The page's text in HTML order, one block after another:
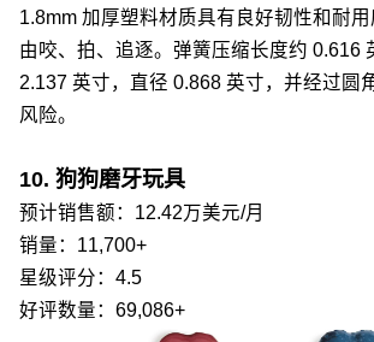
1.8mm 加厚塑料材质具有良好韧性和耐
由咬、拍、追逐。弹簧压缩长度约 0.616
2.137 英寸，直径 0.868 英寸，并经过圆
风险。
10. 狗狗磨牙玩具
预计销售额：12.42万美元/月
销量：11,700+
星级评分：4.5
好评数量：69,086+